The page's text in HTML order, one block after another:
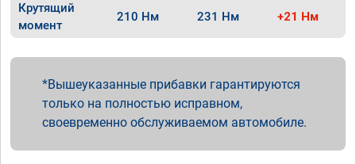
Крутящий
момент
210 Нм 231 Нм +21 Нм
Вышеуказанные прибавки гарантируются
только на полностью исправном,
своевременно обслуживаемом автомобиле.